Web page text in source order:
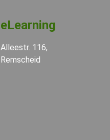
eLearning
Alleestr. 116,
Remscheid